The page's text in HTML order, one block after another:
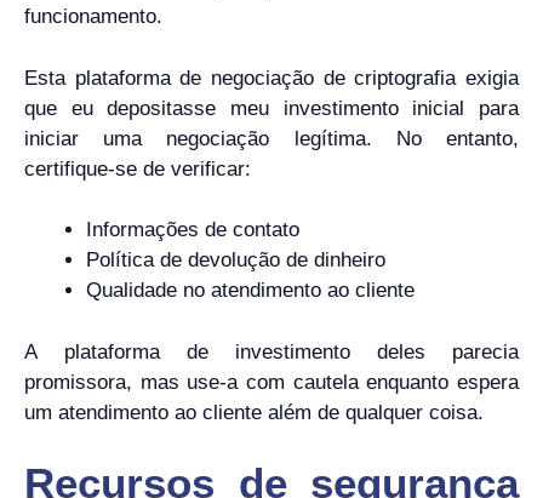
funcionamento.
Esta plataforma de negociação de criptografia exigia
que eu depositasse meu investimento inicial para
iniciar uma negociação legítima. No entanto,
certifique-se de verificar:
Informações de contato
Política de devolução de dinheiro
Qualidade no atendimento ao cliente
A plataforma de investimento deles parecia
promissora, mas use-a com cautela enquanto espera
um atendimento ao cliente além de qualquer coisa.
Recursos de segurança